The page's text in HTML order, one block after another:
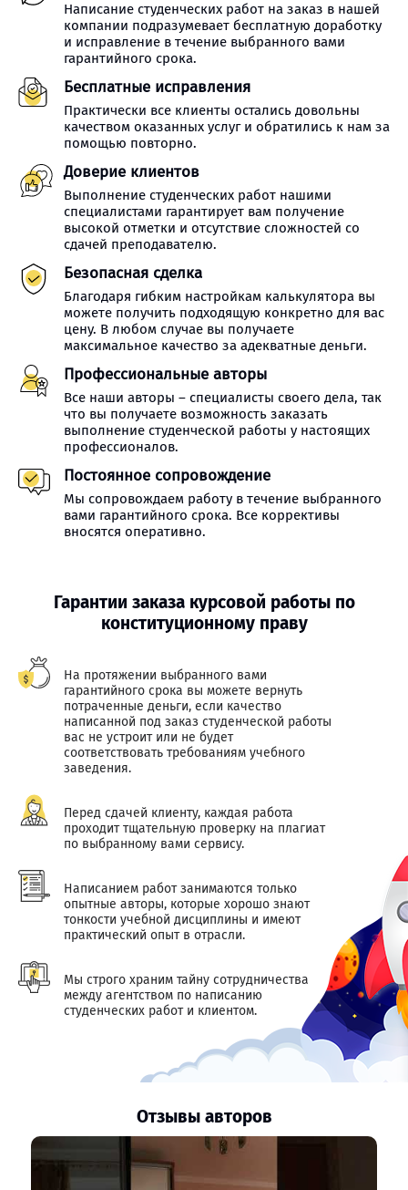
Написание студенческих работ на заказ в нашей
компании подразумевает бесплатную доработку
и исправление в течение выбранного вами
гарантийного срока.
Бесплатные исправления
Практически все клиенты остались довольны
качеством оказанных услуг и обратились к нам за
помощью повторно.
Доверие клиентов
Выполнение студенческих работ нашими
специалистами гарантирует вам получение
высокой отметки и отсутствие сложностей со
сдачей преподавателю.
Безопасная сделка
Благодаря гибким настройкам калькулятора вы
можете получить подходящую конкретно для вас
цену. В любом случае вы получаете
максимальное качество за адекватные деньги.
Профессиональные авторы
Все наши авторы – специалисты своего дела, так
что вы получаете возможность заказать
выполнение студенческой работы у настоящих
профессионалов.
Постоянное сопровождение
Мы сопровождаем работу в течение выбранного
вами гарантийного срока. Все коррективы
вносятся оперативно.
Гарантии заказа курсовой работы по
конституционному праву
На протяжении выбранного вами
гарантийного срока вы можете вернуть
потраченные деньги, если качество
написанной под заказ студенческой работы
вас не устроит или не будет
соответствовать требованиям учебного
заведения.
Перед сдачей клиенту, каждая работа
проходит тщательную проверку на плагиат
по выбранному вами сервису.
Написанием работ занимаются только
опытные авторы, которые хорошо знают
тонкости учебной дисциплины и имеют
практический опыт в отрасли.
Мы строго храним тайну сотрудничества
между агентством по написанию
студенческих работ и клиентом.
Отзывы авторов